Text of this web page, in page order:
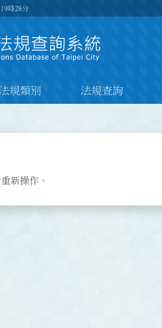
19時28分
法規類別 法規查詢
新操作。